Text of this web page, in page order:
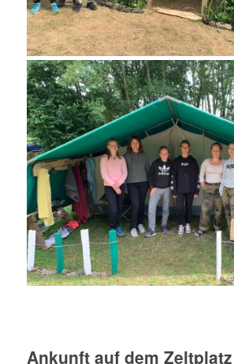
Ankunft auf dem Zeltplatz